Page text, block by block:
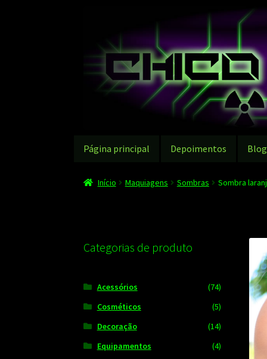
navegação
conteúdo
Página principal Depoimentos Blog
Início Maquiagens Sombras Sombra
Categorias de produto
Acessórios
(74)
Cosméticos
(5)
Decoração
(14)
Equipamentos
(4)